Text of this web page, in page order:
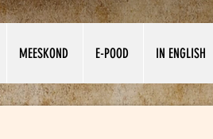
MEESKOND E-POOD IN ENGLISH